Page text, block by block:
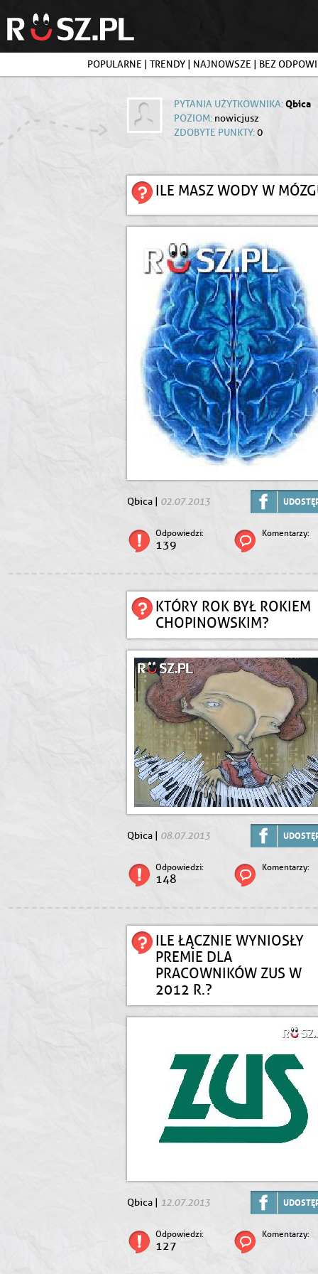
POPULARNE | TRENDY | NAJNOWSZE | BEZ
PYTANIA UŻYTKOWNIKA:Qbica
POZIOM: nowicjusz
ZDOBYTE PUNKTY:0
ILE MASZ WODY W
Qbica | 02.07.2013
Odpowiedzi:
139
Komentarzy:
KTÓRY ROK BYŁ ROKIEM
CHOPINOWSKIM?
Qbica | 08.07.2013
Odpowiedzi:
148
Komentarzy:
ILE ŁĄCZNIE WYNIOSŁY
PREMIE DLA
PRACOWNIKÓW ZUS W
2012 R.?
Qbica | 12.07.2013
Odpowiedzi:
127
Komentarzy: